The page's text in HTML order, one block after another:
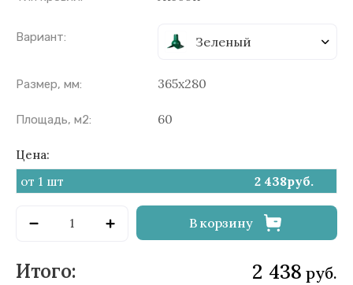
Вариант: Зеленый
Размер, мм: 365х280
Площадь, м2: 60
Цена:
от 1 шт 2 438руб.
В корзину
2 438 руб.